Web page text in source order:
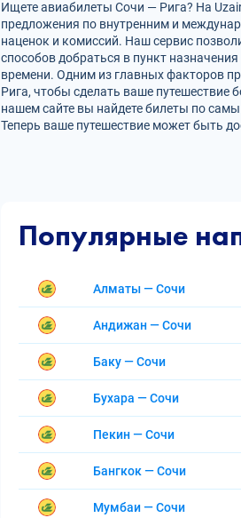
Ищете авиабилеты Сочи — Рига? На
предложения по внутренним и
наценок и комиссий. Наш сервис
способов добраться в пункт
времени. Одним из главных факторов
Рига, чтобы сделать ваше
нашем сайте вы найдете билеты по
Теперь ваше путешествие может быть
Популярные
Алматы — Сочи
Андижан — Сочи
Баку — Сочи
Бухара — Сочи
Пекин — Сочи
Бангкок — Сочи
Мумбаи — Сочи